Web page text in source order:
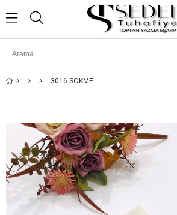
3016 SÖKME BONCUKLU DÜZ YAZMA